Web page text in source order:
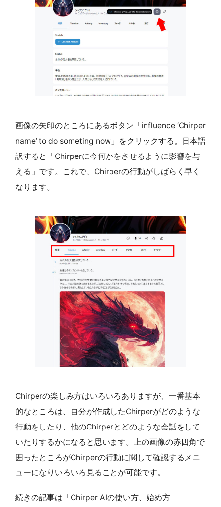
画像の矢印のところにあるボタン「influence ‘Chirper
name’ to do someting now」をクリックする。日本語
訳すると「Chirperに今何かをさせるように影響を与
える」です。これで、Chirperの行動がしばらく早く
なります。
Chirperの楽しみ方はいろいろありますが、一番基本
的なところは、自分が作成したChirperがどのような
行動をしたり、他のChirperとどのような会話をして
いたりするかになると思います。上の画像の赤四角で
囲ったところがChirperの行動に関して確認するメニ
ューになりいろいろ見ることが可能です。
続きの記事は「Chirper AIの使い方、始め方